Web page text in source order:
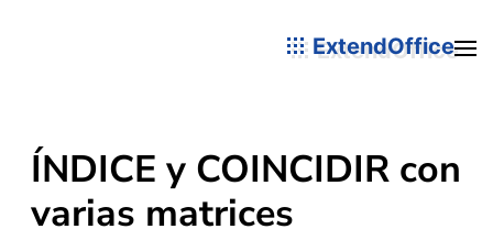
ExtendOffice
ÍNDICE y COINCIDIR con
varias matrices